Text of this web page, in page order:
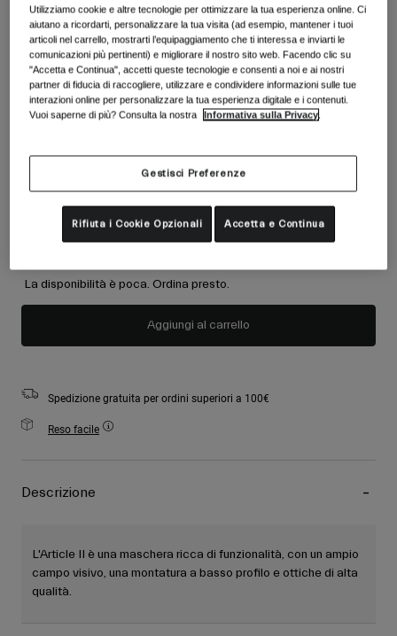
Accessori
Maschere
Guanti
Ricambi
Vedi tutto
Utilizzo
Backcountry
Sci Gara
Vedi tutto
Colore -Viola/rosa
Lenti Incluse (2):
Lente Principale: Parzialmente nuvoloso S2
Lente Extra: Nuvoloso
La disponibilità è poca. Ordina presto.
Aggiungi al carrello
Spedizione gratuita per ordini superiori a 100€
Reso facile
Descrizione
L'Article II è una maschera ricca di funzionalità, con un ampio
campo visivo, una montatura a basso profilo e ottiche di alta
qualità.
Utilizziamo cookie e altre tecnologie per ottimizzare la tua esperienza online. Ci
aiutano a ricordarti, personalizzare la tua visita (ad esempio, mantener i tuoi
articoli nel carrello, mostrarti l’equipaggiamento che ti interessa e inviarti le
comunicazioni più pertinenti) e migliorare il nostro sito web. Facendo clic su
"Accetta e Continua", accetti queste tecnologie e consenti a noi e ai nostri
partner di fiducia di raccogliere, utilizzare e condividere informazioni sulle tue
interazioni online per personalizzare la tua esperienza digitale e i contenuti.
Vuoi saperne di più? Consulta la nostra
Informativa sulla Privacy
Gestisci Preferenze
Rifiuta i Cookie Opzionali Accetta e Continua